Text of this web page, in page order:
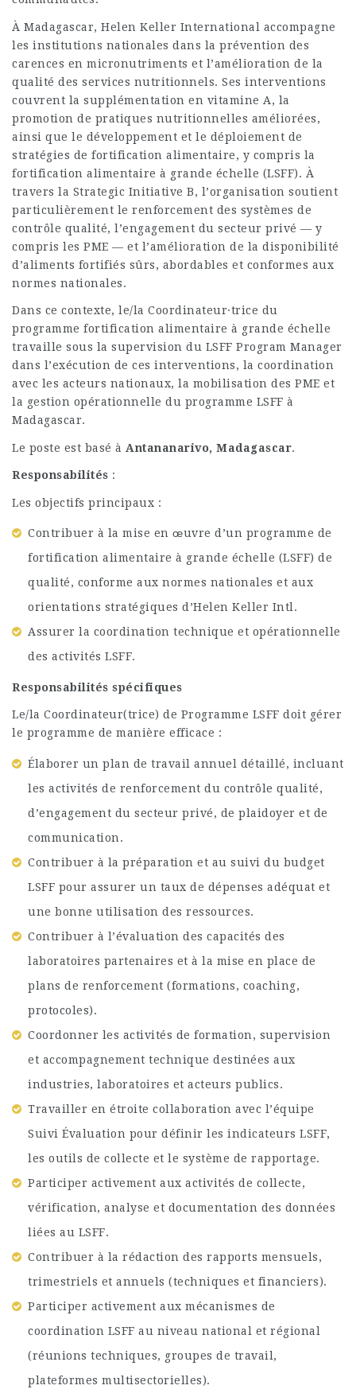
À Madagascar, Helen Keller International accompagne
les institutions nationales dans la prévention des
carences en micronutriments et l’amélioration de la
qualité des services nutritionnels. Ses interventions
couvrent la supplémentation en vitamine A, la
promotion de pratiques nutritionnelles améliorées,
ainsi que le développement et le déploiement de
stratégies de fortification alimentaire, y compris la
fortification alimentaire à grande échelle (LSFF). À
travers la Strategic Initiative B, l’organisation soutient
particulièrement le renforcement des systèmes de
contrôle qualité, l’engagement du secteur privé — y
compris les PME — et l’amélioration de la disponibilité
d’aliments fortifiés sûrs, abordables et conformes aux
normes nationales.
Dans ce contexte, le/la Coordinateur·trice du
programme fortification alimentaire à grande échelle
travaille sous la supervision du LSFF Program Manager
dans l’exécution de ces interventions, la coordination
avec les acteurs nationaux, la mobilisation des PME et
la gestion opérationnelle du programme LSFF à
Madagascar.
Le poste est basé à Antananarivo, Madagascar.
Responsabilités :
Les objectifs principaux :
Contribuer à la mise en œuvre d’un programme de
fortification alimentaire à grande échelle (LSFF) de
qualité, conforme aux normes nationales et aux
orientations stratégiques d’Helen Keller Intl.
Assurer la coordination technique et opérationnelle
des activités LSFF.
Responsabilités spécifiques
Le/la Coordinateur(trice) de Programme LSFF doit gérer
le programme de manière efficace :
Élaborer un plan de travail annuel détaillé, incluant
les activités de renforcement du contrôle qualité,
d’engagement du secteur privé, de plaidoyer et de
communication.
Contribuer à la préparation et au suivi du budget
LSFF pour assurer un taux de dépenses adéquat et
une bonne utilisation des ressources.
Contribuer à l’évaluation des capacités des
laboratoires partenaires et à la mise en place de
plans de renforcement (formations, coaching,
protocoles).
Coordonner les activités de formation, supervision
et accompagnement technique destinées aux
industries, laboratoires et acteurs publics.
Travailler en étroite collaboration avec l’équipe
Suivi Évaluation pour définir les indicateurs LSFF,
les outils de collecte et le système de rapportage.
Participer activement aux activités de collecte,
vérification, analyse et documentation des données
liées au LSFF.
Contribuer à la rédaction des rapports mensuels,
trimestriels et annuels (techniques et financiers).
Participer activement aux mécanismes de
coordination LSFF au niveau national et régional
(réunions techniques, groupes de travail,
plateformes multisectorielles).